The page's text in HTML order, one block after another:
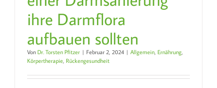
ihre Darmflora
aufbauen sollten
Von Dr. Torsten Pfitzer | Februar 2, 2024 | Allgemein, Ernährung,
Körpertherapie, Rückengesundheit